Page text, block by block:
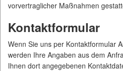
vorvertraglicher Maßnahmen
Kontaktformular
Wenn Sie uns per Kontaktformular
werden Ihre Angaben aus dem
Ihnen dort angegebenen